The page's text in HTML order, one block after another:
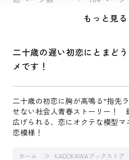
不器用な
もっと見る
二十歳の遅い初恋にとまど
メです！
二十歳の初恋に胸が高鳴る“指先
せない社会人青春ストーリー！
広げられる、恋にオクテな模型マ
恋模様！
ホーム KADOKAWAブックストア